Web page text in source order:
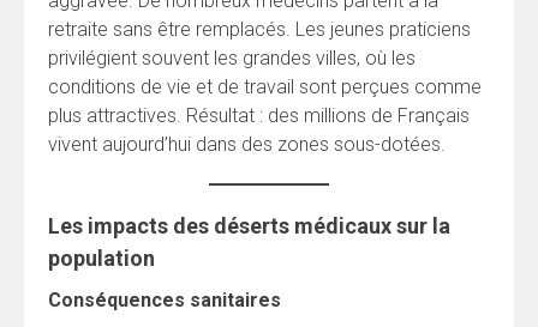
retraite sans être remplacés. Les jeunes praticiens
privilégient souvent les grandes villes, où les
conditions de vie et de travail sont perçues comme
plus attractives. Résultat : des millions de Français
vivent aujourd’hui dans des zones sous-dotées.
Les impacts des déserts médicaux sur la
population
Conséquences sanitaires